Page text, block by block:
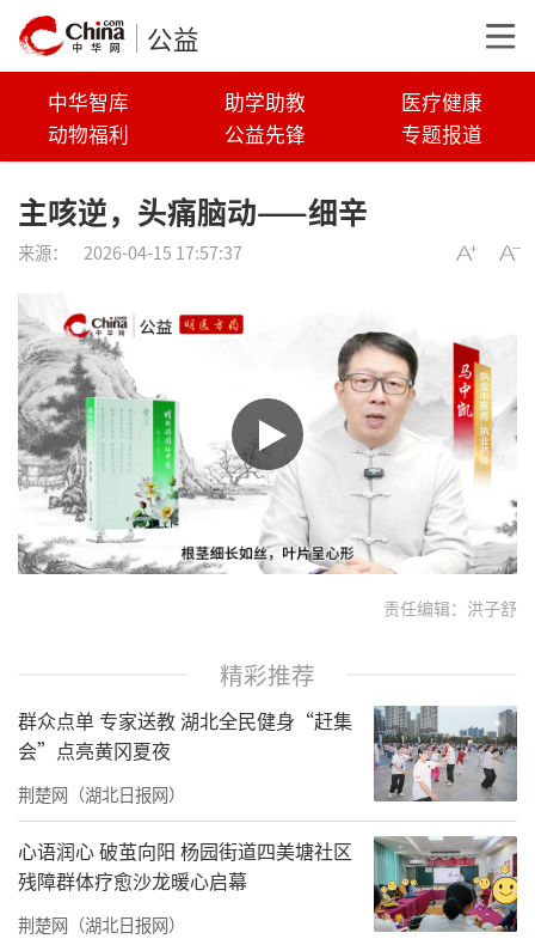
公益
中华智库 助学助教
医疗健康
动物福利
公益先锋 专题报道
主咳逆，头痛脑动——细辛
来源： 2026-04-15 17:57:37
责任编辑：洪子舒
精彩推荐
群众点单 专家送教 湖北全民健身“赶集
会”点亮黄冈夏夜
荆楚网（湖北日报网）
心语润心 破茧向阳 杨园街道四美塘社区
残障群体疗愈沙龙暖心启幕
荆楚网（湖北日报网）